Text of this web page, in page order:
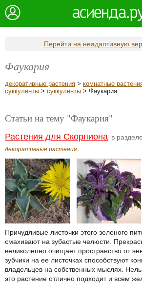
Перейти на неадаптивную
Фаукария
декоративные растения > комнатные
суккуленты > суккуленты > Фаукария
Статьи на тему "Фаукария"
Растения для Скорпиона в разделе
декоративные растения
Причудливые листочки этого зеленого
смахивают на зубастые челюсти.
великолепно очищает пространство от
зубчики на ее листочках способствуют
владельцев на собственных мыслях.
это растение отлично подходит и всем